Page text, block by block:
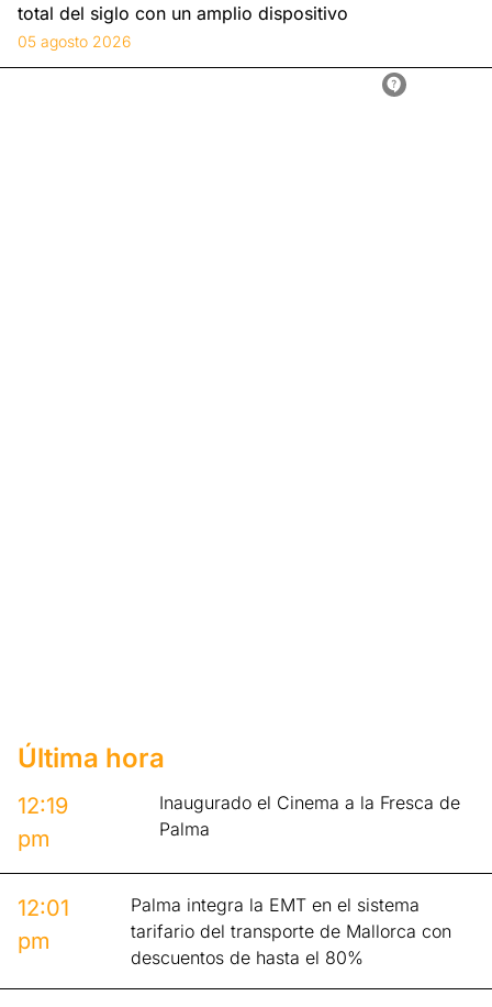
total del siglo con un amplio dispositivo
05 agosto 2026
Última hora
12:19
pm
Inaugurado el Cinema a la Fresca de
Palma
12:01
pm
Palma integra la EMT en el sistema
tarifario del transporte de Mallorca con
descuentos de hasta el 80%